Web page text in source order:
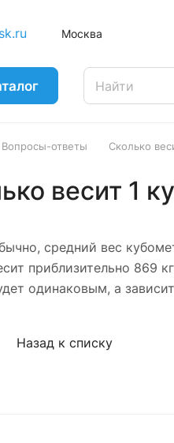
Москва
Вопросы-ответы Сколько
весит 1
средний вес
приблизительно 869
одинаковым, а
Назад к списку